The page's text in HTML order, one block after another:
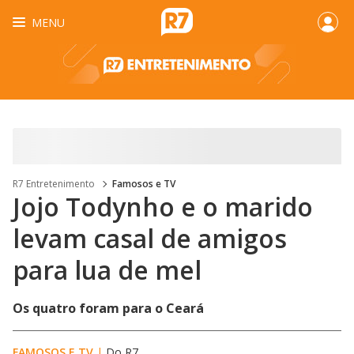
MENU
R7 Entretenimento Famosos e TV
Jojo Todynho e o marido
levam casal de amigos
para lua de mel
Os quatro foram para o Ceará